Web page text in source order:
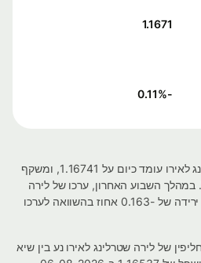
1.1671
-0.11
%
שער החליפין עבור לירה שטרלינג לאירו עומד כיום על 1.16741, ומשקף
מאתמול. במהלך השבוע האחרון, ערכו של לירה
שטרלינג נשאר יציב יחסית, עם ירידה של -0.163 אחוז בהשוואה לערכו
של לירה שטרלינג לאירו נע בין שיא